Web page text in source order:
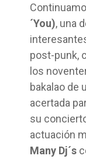
´You), una
post-punk,
los
bakalao de
acertada
su
actuación
Many Dj´s